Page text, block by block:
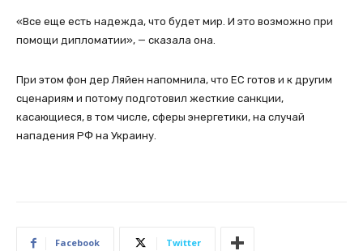
«Все еще есть надежда, что будет мир. И это возможно при
помощи дипломатии», — сказала она.
При этом фон дер Ляйен напомнила, что ЕС готов и к другим
сценариям и потому подготовил жесткие санкции,
касающиеся, в том числе, сферы энергетики, на случай
нападения РФ на Украину.
Facebook Twitter